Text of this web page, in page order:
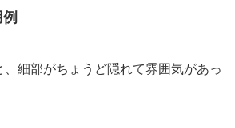
、細部がちょうど隠れて雰囲気があっ